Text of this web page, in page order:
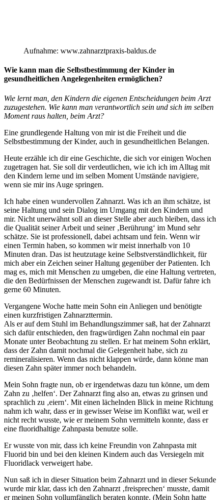
Aufnahme: www.zahnarztpraxis-baldus.de
Wie kann man die Selbstbestimmung der Kinder in
gesundheitlichen Angelegenheiten ermöglichen?
Wie lernt man, den Kindern die eigenen Entscheidungen beim Arzt
zuzugestehen. Wie kann man verantwortlich sein und sich im selben
Moment raus halten, beim Arzt?
Eine grundlegende Haltung von mir ist die Freiheit und die
Selbstbestimmung der Kinder, auch in gesundheitlichen Belangen.
Heute erzähle ich dir eine Geschichte, die sich vor einigen Wochen
zugetragen hat. Sie soll dir verdeutlichen, wie ich ich im Alltag mit
den Kindern lerne und im selben Moment Umstände navigiere,
wenn sie mir ins Auge springen.
Ich habe einen wundervollen Zahnarzt. Was ich an ihm schätze, ist
seine Haltung und sein Dialog im Umgang mit den Kindern und
mir. Nicht unerwähnt soll an dieser Stelle aber auch bleiben, dass ich
die Qualität seiner Arbeit und seiner ‚Berührung‘ im Mund sehr
schätze. Sie ist professionell, dabei achtsam und fein. Wenn wir
einen Termin haben, so kommen wir meist innerhalb von 10
Minuten dran. Das ist heutzutage keine Selbstverständlichkeit, für
mich aber ein Zeichen seiner Haltung gegenüber der Patienten. Ich
mag es, mich mit Menschen zu umgeben, die eine Haltung vertreten,
die den Bedürfnissen der Menschen zugewandt ist. Dafür fahre ich
gerne 60 Minuten.
Vergangene Woche hatte mein Sohn ein Anliegen und benötigte
einen kurzfristigen Zahnarzttermin.
Als er auf dem Stuhl im Behandlungszimmer saß, hat der Zahnarzt
sich dafür entschieden, den fragwürdigen Zahn nochmal ein paar
Monate unter Beobachtung zu stellen. Er hat meinem Sohn erklärt,
dass der Zahn damit nochmal die Gelegenheit habe, sich zu
remineralisieren. Wenn das nicht klappen würde, dann könne man
diesen Zahn später immer noch behandeln.
Mein Sohn fragte nun, ob er irgendetwas dazu tun könne, um dem
Zahn zu ‚helfen‘. Der Zahnarzt fing also an, etwas zu grinsen und
sprachlich zu ‚eiern‘. Mit einen lächelnden Blick in meine Richtung
nahm ich wahr, dass er in gewisser Weise im Konflikt war, weil er
nicht recht wusste, wie er meinem Sohn vermitteln konnte, dass er
eine fluoridhaltige Zahnpasta benutze solle.
Er wusste von mir, dass ich keine Freundin von Zahnpasta mit
Fluorid bin und bei den kleinen Kindern auch das Versiegeln mit
Fluoridlack verweigert habe.
Nun saß ich in dieser Situation beim Zahnarzt und in dieser Sekunde
wurde mir klar, dass ich den Zahnarzt ‚freisprechen‘ musste, damit
er meinen Sohn vollumfänglich beraten konnte. (Mein Sohn hatte